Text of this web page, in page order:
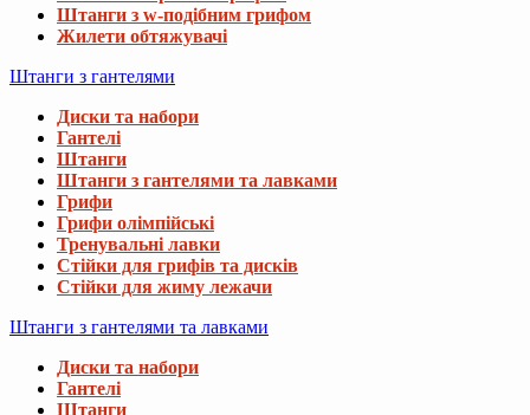
Штанги з w-подібним грифом
Жилети обтяжувачі
Штанги з гантелями
Диски та набори
Гантелі
Штанги
Штанги з гантелями та лавками
Грифи
Грифи олімпійські
Тренувальні лавки
Стійки для грифів та дисків
Стійки для жиму лежачи
Штанги з гантелями та лавками
Диски та набори
Гантелі
Штанги